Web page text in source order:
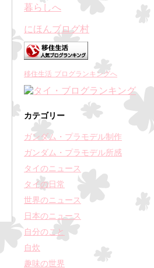
にほんブログ村
移住生活 ブログランキングへ
カテゴリー
ガンダム・プラモデル制作
ガンダム・プラモデル所感
タイのニュース
タイの日常
世界のニュース
日本のニュース
自分のこと
自炊
趣味の世界